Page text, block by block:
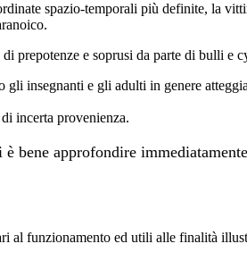
spazio-temporali più definite, la
prepotenze e soprusi da parte di bulli e
insegnanti e gli adulti in genere
incerta provenienza.
bene approfondire
al funzionamento ed utili alle finalità